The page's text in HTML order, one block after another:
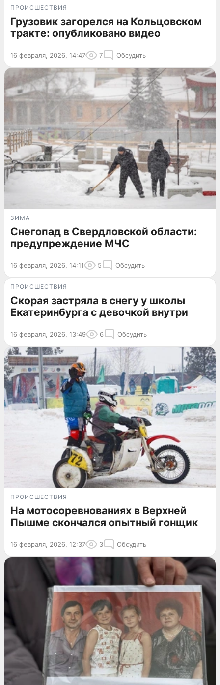
ПРОИСШЕСТВИЯ
Грузовик загорелся на Кольцовском
тракте: опубликовано видео
16 февраля, 2026, 14:47 7 Обсудить
ЗИМА
Снегопад в Свердловской области:
предупреждение МЧС
16 февраля, 2026, 14:11 5 Обсудить
ПРОИСШЕСТВИЯ
Скорая застряла в снегу у школы
Екатеринбурга с девочкой внутри
16 февраля, 2026, 13:49 6 Обсудить
ПРОИСШЕСТВИЯ
На мотосоревнованиях в Верхней
Пышме скончался опытный гонщик
16 февраля, 2026, 12:37 3 Обсудить